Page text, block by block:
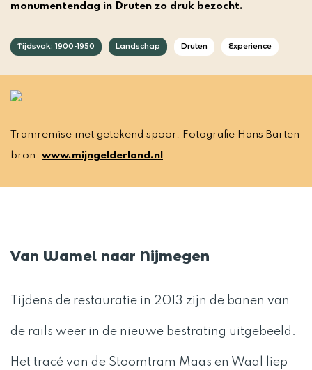
monumentendag in Druten zo druk bezocht.
Tijdsvak: 1900-1950 Landschap Druten Experience
Tramremise met getekend spoor. Fotografie Hans Barten
bron: www.mijngelderland.nl
Van Wamel naar Nijmegen
Tijdens de restauratie in 2013 zijn de banen van
de rails weer in de nieuwe bestrating uitgebeeld.
Het tracé van de Stoomtram Maas en Waal liep